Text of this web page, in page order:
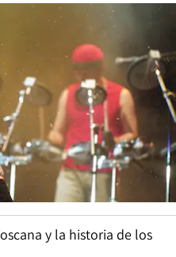
y la historia de los